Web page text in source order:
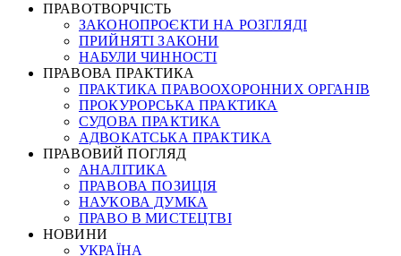
ПРАВОТВОРЧІСТЬ
ЗАКОНОПРОЄКТИ НА РОЗГЛЯДІ
ПРИЙНЯТІ ЗАКОНИ
НАБУЛИ ЧИННОСТІ
ПРАВОВА ПРАКТИКА
ПРАКТИКА ПРАВООХОРОННИХ ОРГАНІВ
ПРОКУРОРСЬКА ПРАКТИКА
СУДОВА ПРАКТИКА
АДВОКАТСЬКА ПРАКТИКА
ПРАВОВИЙ ПОГЛЯД
АНАЛІТИКА
ПРАВОВА ПОЗИЦІЯ
НАУКОВА ДУМКА
ПРАВО В МИСТЕЦТВІ
НОВИНИ
УКРАЇНА